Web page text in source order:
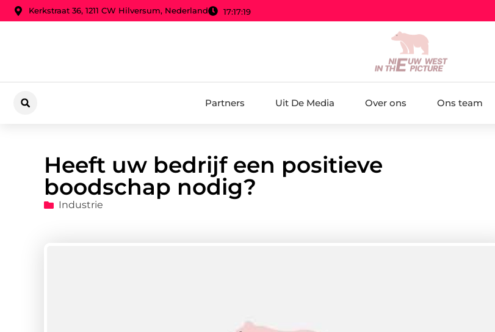
Kerkstraat 36, 1211 CW Hilversum, Nederland 17:17:20
Partners Uit De Media Over ons Ons team
Heeft uw bedrijf een positieve
boodschap nodig?
Industrie